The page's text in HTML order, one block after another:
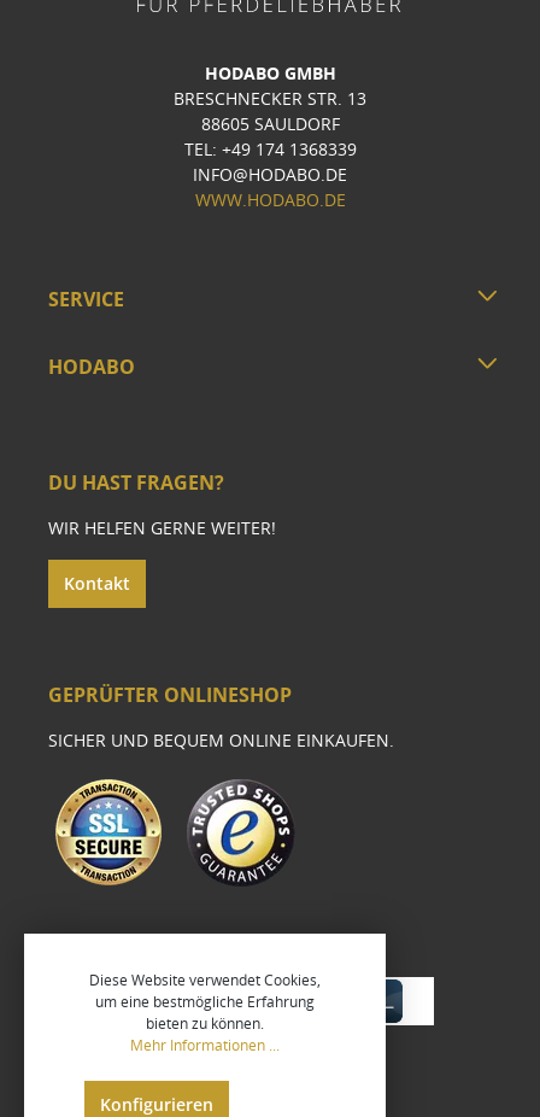
HODABO GMBH
BRESCHNECKER STR. 13
88605 SAULDORF
TEL: +49 174 1368339
INFO@HODABO.DE
WWW.HODABO.DE
SERVICE
HODABO
DU HAST FRAGEN?
WIR HELFEN GERNE WEITER!
Kontakt
GEPRÜFTER ONLINESHOP
SICHER UND BEQUEM ONLINE EINKAUFEN.
Diese Website verwendet Cookies,
um eine bestmögliche Erfahrung
bieten zu können.
Mehr Informationen ...
Konfigurieren